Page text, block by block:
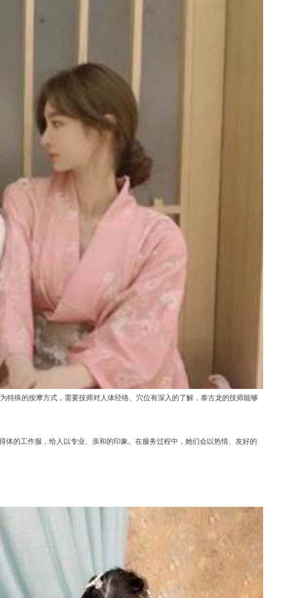
殊的按摩方式，需要技师对人体经络、穴位有深入的了解，泰古龙的技师能够
的工作服，给人以专业、亲和的印象。在服务过程中，她们会以热情、友好的